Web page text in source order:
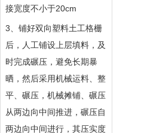
接宽度不小于20cm
3、铺好双向塑料土工格栅
后，人工铺设上层填料，及
时完成碾压，避免长期暴
晒，然后采用机械运料、整
平、碾压，机械摊铺、碾压
从两边向中间推进，碾压自
两边向中间进行，其压实度